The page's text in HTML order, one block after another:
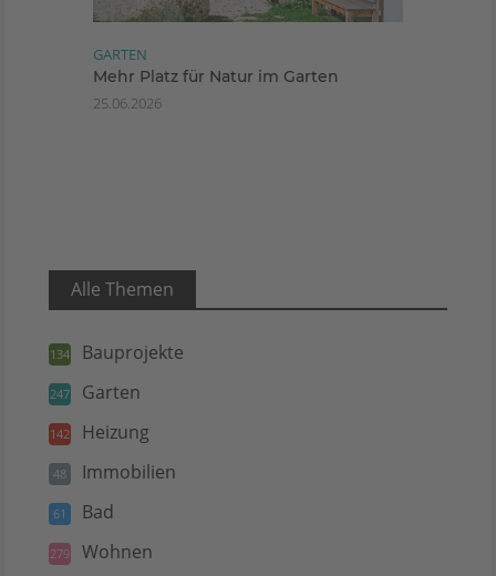
GARTEN
Mehr Platz für Natur im Garten
25.06.2026
Alle Themen
134 Bauprojekte
247 Garten
142 Heizung
48 Immobilien
61 Bad
279 Wohnen